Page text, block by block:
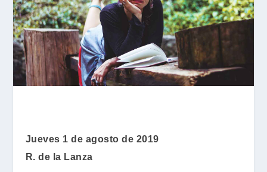
Jueves 1 de agosto de 2019
R. de la Lanza